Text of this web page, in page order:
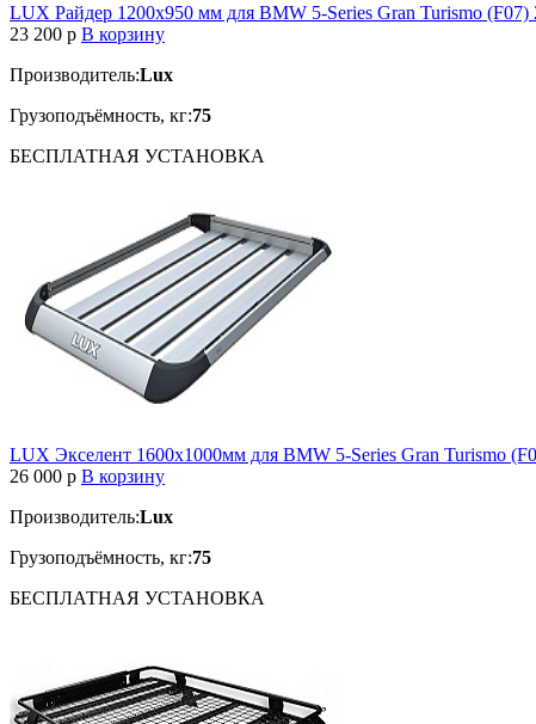
LUX Райдер 1200х950 мм для BMW 5-Series Gran Turismo (F07)
23 200 p В корзину
Производитель:Lux
Грузоподъёмность, кг:75
БЕСПЛАТНАЯ УСТАНОВКА
LUX Экселент 1600х1000мм для BMW 5-Series Gran Turismo
26 000 p В корзину
Производитель:Lux
Грузоподъёмность, кг:75
БЕСПЛАТНАЯ УСТАНОВКА